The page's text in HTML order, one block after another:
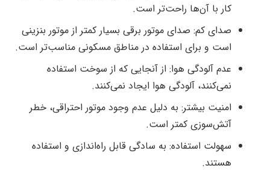
کار با آن‌ها راحت‌تر است.
صدای کم: صدای موتور برقی بسیار کمتر از موتور بنزینی
است و برای استفاده در مناطق مسکونی مناسب‌تر است.
عدم آلودگی هوا: از آنجایی که از سوخت استفاده
نمی‌کنند، آلودگی هوا ایجاد نمی‌کنند.
امنیت بیشتر: به دلیل عدم وجود موتور احتراقی، خطر
آتش‌سوزی کمتر است.
سهولت استفاده: به سادگی قابل راه‌اندازی و استفاده
هستند.